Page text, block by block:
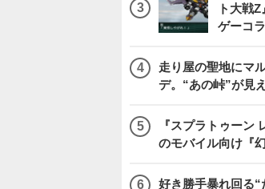
ト大戦
ゲーコラ
走り屋の聖地にマ
デ。“あの峠”が見
『スプラトゥー
のモバイル向け『
好き勝手暴れ回る